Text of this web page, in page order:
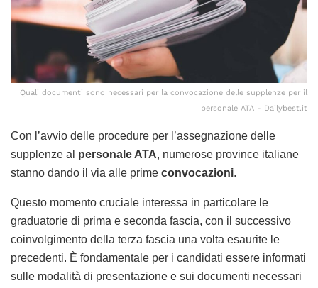
Quali documenti sono necessari per la convocazione delle supplenze per il
personale ATA - Dailybest.it
Con l’avvio delle procedure per l’assegnazione delle
supplenze al personale ATA, numerose province italiane
stanno dando il via alle prime convocazioni.
Questo momento cruciale interessa in particolare le
graduatorie di prima e seconda fascia, con il successivo
coinvolgimento della terza fascia una volta esaurite le
precedenti. È fondamentale per i candidati essere informati
sulle modalità di presentazione e sui documenti necessari